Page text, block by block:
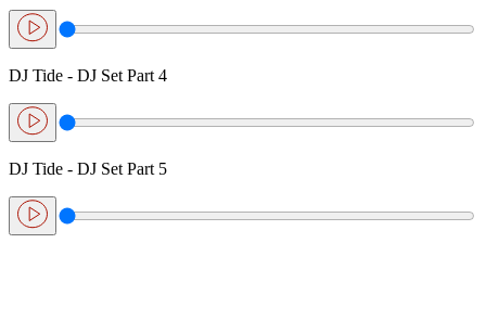
DJ Tide - DJ Set Part 4
DJ Tide - DJ Set Part 5